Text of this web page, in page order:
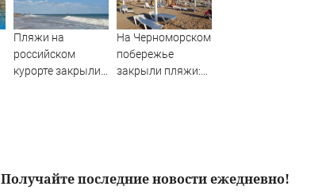
Пляжи на
российском
курорте закрыли
На Черноморском
побережье
закрыли пляжи:
Получайте последние новости ежедневно!